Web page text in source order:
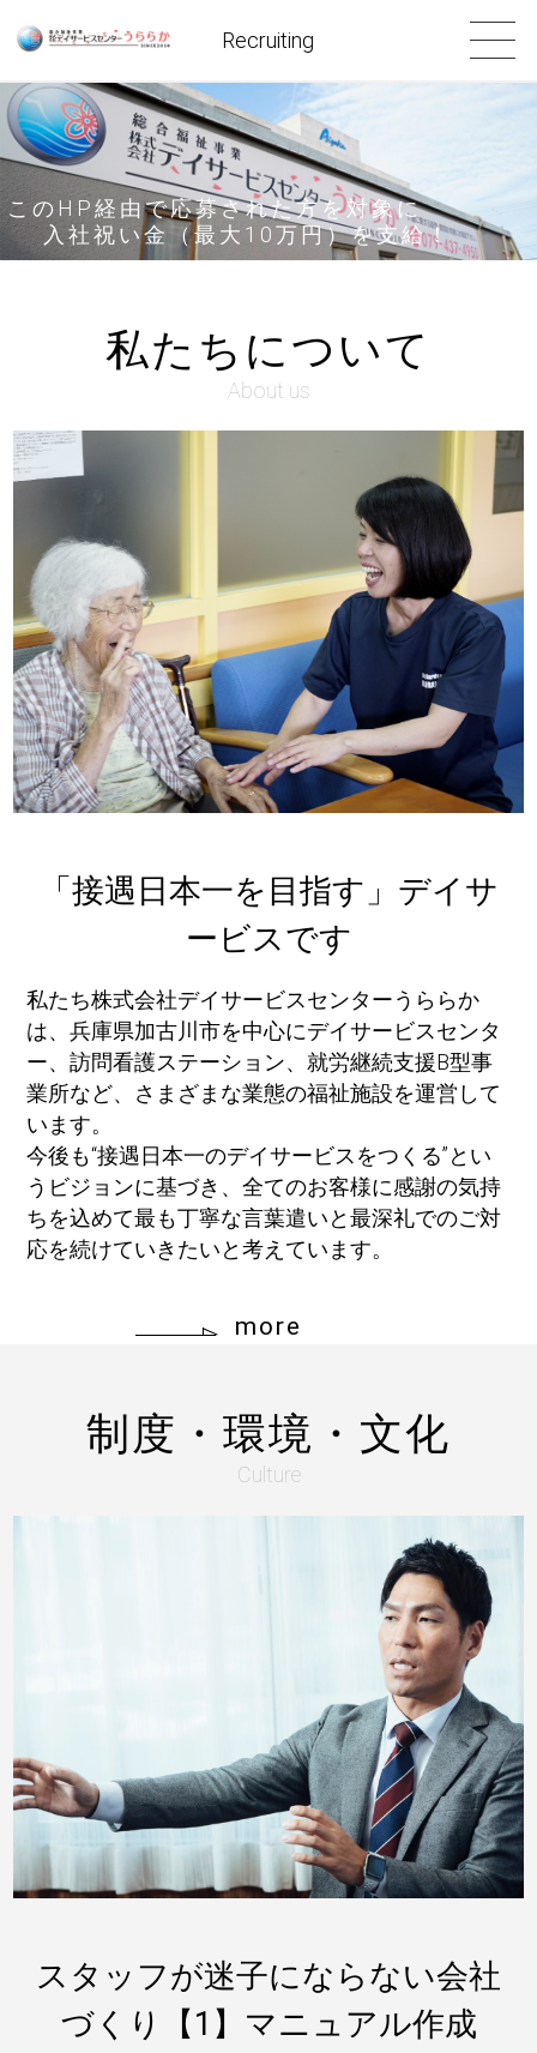
Recruiting
このHP経由で応募された方を対象に
入社祝い金（最大10万円）を支給！
私たちについて
About us
「接遇日本一を目指す」デイサ
ービスです
私たち株式会社デイサービスセンターうららか
は、兵庫県加古川市を中心にデイサービスセンタ
ー、訪問看護ステーション、就労継続支援B型事
業所など、さまざまな業態の福祉施設を運営して
います。
今後も“接遇日本一のデイサービスをつくる”とい
うビジョンに基づき、全てのお客様に感謝の気持
ちを込めて最も丁寧な言葉遣いと最深礼でのご対
応を続けていきたいと考えています。
more
制度・環境・文化
Culture
スタッフが迷子にならない会社
づくり【1】マニュアル作成